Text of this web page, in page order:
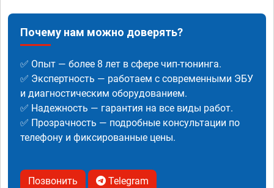
Почему нам можно доверять?
✅ Опыт — более 8 лет в сфере чип-тюнинга.
✅ Экспертность — работаем с современными ЭБУ
и диагностическим оборудованием.
✅ Надежность — гарантия на все виды работ.
✅ Прозрачность — подробные консультации по
телефону и фиксированные цены.
Позвонить Telegram